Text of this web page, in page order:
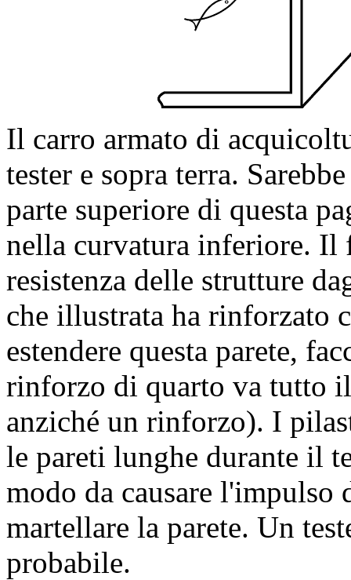
Il carro armato di
tester e sopra terra.
parte superiore di questa
nella curvatura inferiore. Il
resistenza delle strutture
che illustrata ha rinforzato
estendere questa parete,
rinforzo di quarto va tutto
anziché un rinforzo). I
le pareti lunghe durante il
modo da causare l'impulso
martellare la parete. Un
probabile.